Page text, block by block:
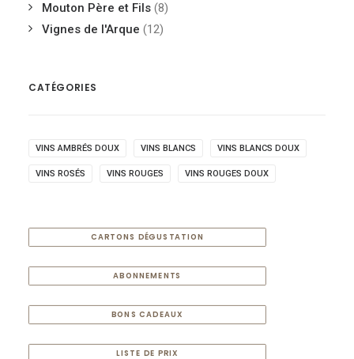
Mouton Père et Fils (8)
Vignes de l'Arque (12)
CATÉGORIES
VINS AMBRÉS DOUX VINS BLANCS VINS BLANCS DOUX
VINS ROSÉS VINS ROUGES VINS ROUGES DOUX
CARTONS DÉGUSTATION
ABONNEMENTS
BONS CADEAUX
LISTE DE PRIX